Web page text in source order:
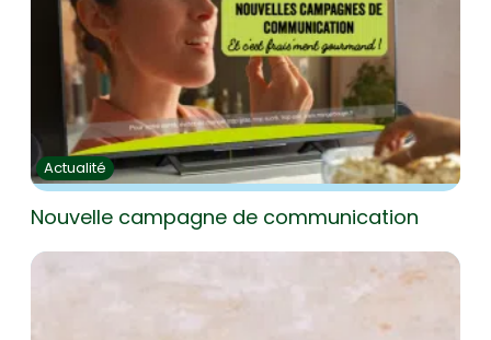
Actualité
Nouvelle campagne de communication